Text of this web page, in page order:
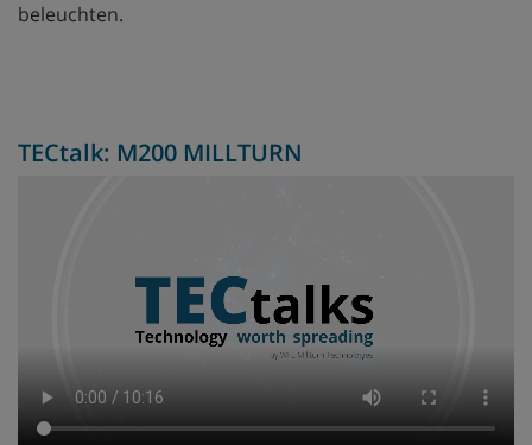
beleuchten.
TECtalk: M200 MILLTURN